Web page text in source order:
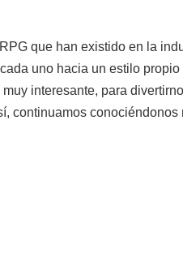
que han existido en la
uno hacia un estilo
interesante, para
continuamos conociéndonos